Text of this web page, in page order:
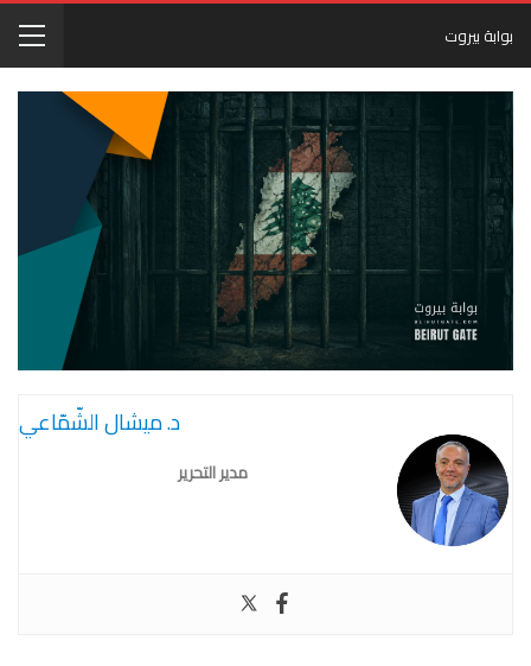
بوابة بيروت
د. ميشال الشّمّاعي
مدير التحرير